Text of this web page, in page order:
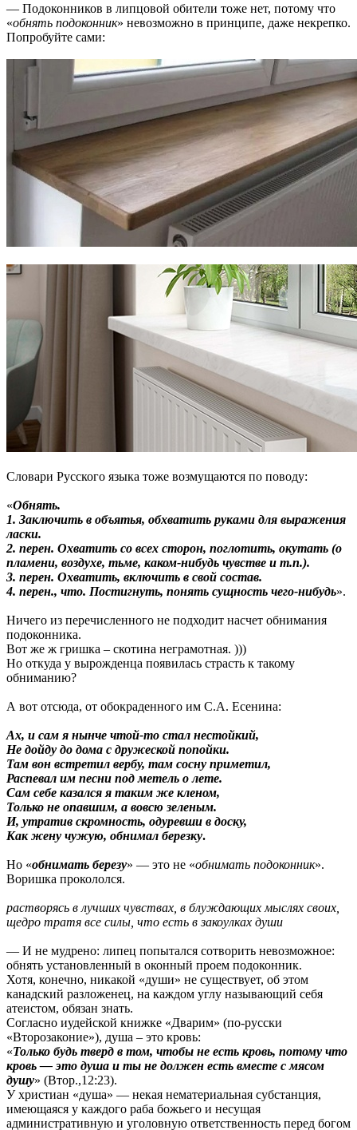
— Подоконников в липцовой обители тоже нет, потому что
«обнять подоконник» невозможно в принципе, даже некрепко.
Попробуйте сами:
Словари Русского языка тоже возмущаются по поводу:
«Обнять.
1. Заключить в объятья, обхватить руками для выражения
ласки.
2. перен. Охватить со всех сторон, поглотить, окутать (о
пламени, воздухе, тьме, каком-нибудь чувстве и т.п.).
3. перен. Охватить, включить в свой состав.
4. перен., что. Постигнуть, понять сущность чего-нибудь».
Ничего из перечисленного не подходит насчет обнимания
подоконника.
Вот же ж гришка – скотина неграмотная. )))
Но откуда у вырожденца появилась страсть к такому
обниманию?
А вот отсюда, от обокраденного им С.А. Есенина:
Ах, и сам я нынче чтой-то стал нестойкий,
Не дойду до дома с дружеской попойки.
Там вон встретил вербу, там сосну приметил,
Распевал им песни под метель о лете.
Сам себе казался я таким же кленом,
Только не опавшим, а вовсю зеленым.
И, утратив скромность, одуревши в доску,
Как жену чужую, обнимал березку.
Но «обнимать березу» — это не «обнимать подоконник».
Воришка прокололся.
растворясь в лучших чувствах, в блуждающих мыслях своих,
щедро тратя все силы, что есть в закоулках души
— И не мудрено: липец попытался сотворить невозможное:
обнять установленный в оконный проем подоконник.
Хотя, конечно, никакой «души» не существует, об этом
канадский разложенец, на каждом углу называющий себя
атеистом, обязан знать.
Согласно иудейской книжке «Дварим» (по-русски
«Второзаконие»), душа – это кровь:
«Только будь тверд в том, чтобы не есть кровь, потому что
кровь — это душа и ты не должен есть вместе с мясом
душу» (Втор.,12:23).
У христиан «душа» — некая нематериальная субстанция,
имеющаяся у каждого раба божьего и несущая
административную и уголовную ответственность перед богом